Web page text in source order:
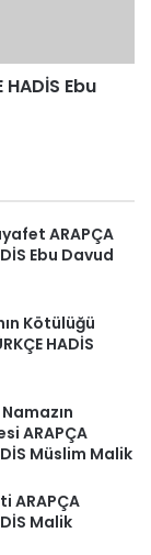
HADİS Ebu
ARAPÇA
Ebu Davud
Kötülüğü
HADİS
ARAPÇA
Müslim Malik
ARAPÇA
Malik